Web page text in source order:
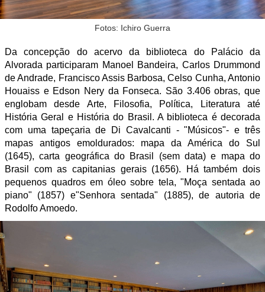
Fotos: Ichiro Guerra
Da concepção do acervo da biblioteca do Palácio da
Alvorada participaram Manoel Bandeira, Carlos Drummond
de Andrade, Francisco Assis Barbosa, Celso Cunha, Antonio
Houaiss e Edson Nery da Fonseca. São 3.406 obras, que
englobam desde Arte, Filosofia, Política, Literatura até
História Geral e História do Brasil. A biblioteca é decorada
com uma tapeçaria de Di Cavalcanti - "Músicos"- e três
mapas antigos emoldurados: mapa da América do Sul
(1645), carta geográfica do Brasil (sem data) e mapa do
Brasil com as capitanias gerais (1656). Há também dois
pequenos quadros em óleo sobre tela, "Moça sentada ao
piano" (1857) e"Senhora sentada" (1885), de autoria de
Rodolfo Amoedo.